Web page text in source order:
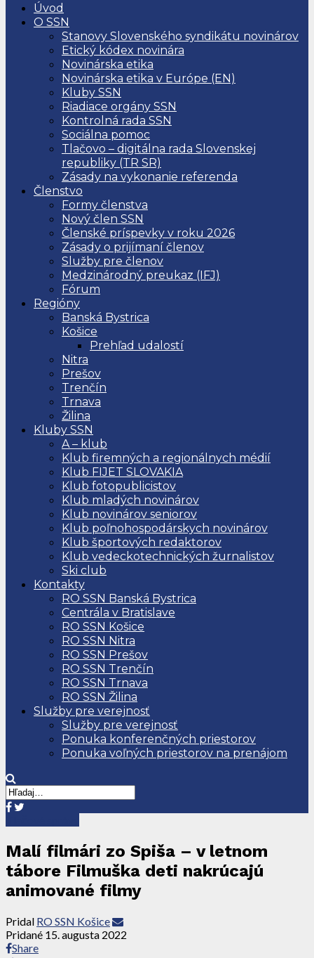
Úvod
O SSN
Stanovy Slovenského syndikátu novinárov
Etický kódex novinára
Novinárska etika
Novinárska etika v Európe (EN)
Kluby SSN
Riadiace orgány SSN
Kontrolná rada SSN
Sociálna pomoc
Tlačovo – digitálna rada Slovenskej
republiky (TR SR)
Zásady na vykonanie referenda
Členstvo
Formy členstva
Nový člen SSN
Členské príspevky v roku 2026
Zásady o prijímaní členov
Služby pre členov
Medzinárodný preukaz (IFJ)
Fórum
Regióny
Banská Bystrica
Košice
Prehľad udalostí
Nitra
Prešov
Trenčín
Trnava
Žilina
Kluby SSN
A – klub
Klub firemných a regionálnych médií
Klub FIJET SLOVAKIA
Klub fotopublicistov
Klub mladých novinárov
Klub novinárov seniorov
Klub poľnohospodárskych novinárov
Klub športových redaktorov
Klub vedeckotechnických žurnalistov
Ski club
Kontakty
RO SSN Banská Bystrica
Centrála v Bratislave
RO SSN Košice
RO SSN Nitra
RO SSN Prešov
RO SSN Trenčín
RO SSN Trnava
RO SSN Žilina
Služby pre verejnosť
Služby pre verejnosť
Ponuka konferenčných priestorov
Ponuka voľných priestorov na prenájom
Malí filmári zo Spiša – v letnom
tábore Filmuška deti nakrúcajú
animované filmy
Pridal RO SSN Košice
Pridané 15. augusta 2022
Share